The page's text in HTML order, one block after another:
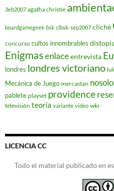
3eb2007 agatha christie
boardgamegeek bsk clbsk-sep2007 cliché
concurso cultos innombrables
Enigmasenlaceentrevista
londres londres victoriano
Mecánica de Juego mercastan
pablete playset providence
televisión teoría variante video wkr
LICENCIA CC
Todo el material publicado en